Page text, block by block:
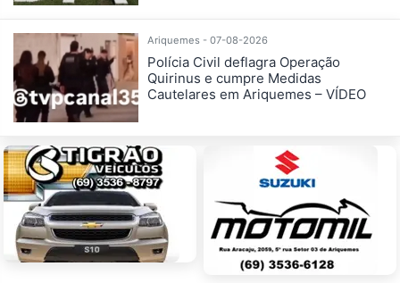
Ariquemes - 07-08-2026
Polícia Civil deflagra Operação
Quirinus e cumpre Medidas
Cautelares em Ariquemes – VÍDEO